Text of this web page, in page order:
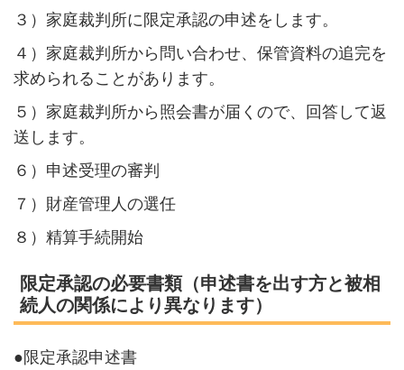
３）家庭裁判所に限定承認の申述をします。
４）家庭裁判所から問い合わせ、保管資料の追完を
求められることがあります。
５）家庭裁判所から照会書が届くので、回答して返
送します。
６）申述受理の審判
７）財産管理人の選任
８）精算手続開始
限定承認の必要書類（申述書を出す方と被相
続人の関係により異なります）
●限定承認申述書